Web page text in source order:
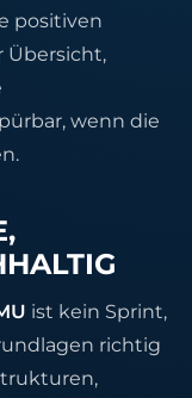
positiven
Übersicht,
wenn die
ist kein Sprint,
richtig